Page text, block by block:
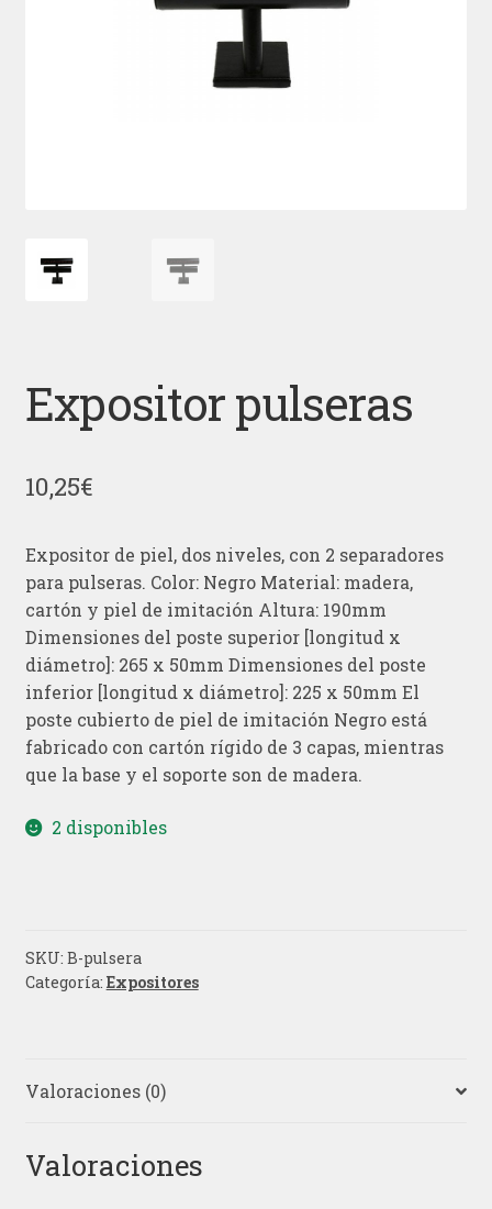
Expositor pulseras
10,25€
Expositor de piel, dos niveles, con 2 separadores
para pulseras. Color: Negro Material: madera,
cartón y piel de imitación Altura: 190mm
Dimensiones del poste superior [longitud x
diámetro]: 265 x 50mm Dimensiones del poste
inferior [longitud x diámetro]: 225 x 50mm El
poste cubierto de piel de imitación Negro está
fabricado con cartón rígido de 3 capas, mientras
que la base y el soporte son de madera.
2 disponibles
SKU: B-pulsera
Categoría: Expositores
Valoraciones (0)
Valoraciones